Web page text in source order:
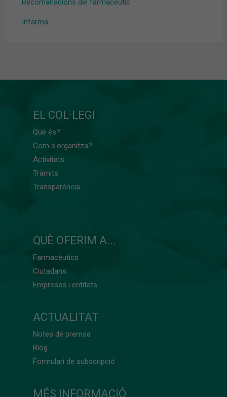
Recomanacions del farmacèutic
Infarma
EL COL·LEGI
Què és?
Com s'organitza?
Activitats
Tràmits
Transparència
QUÈ OFERIM A...
Farmacèutics
Ciutadans
Empreses i entitats
ACTUALITAT
Notes de premsa
Blog
Formulari de subscripció
MÉS INFORMACIÓ